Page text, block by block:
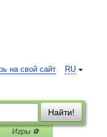
RU
на свой сайт
Найти!
Игры ⚽